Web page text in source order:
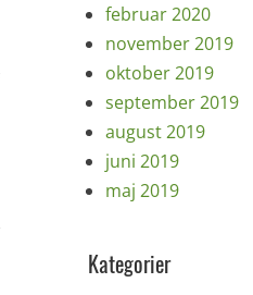
februar 2020
november 2019
oktober 2019
september 2019
august 2019
juni 2019
maj 2019
Kategorier